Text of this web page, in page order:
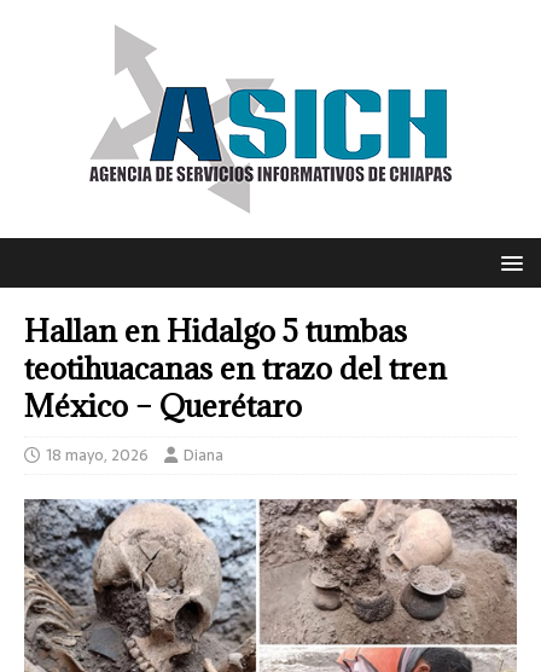
Hallan en Hidalgo 5 tumbas
teotihuacanas en trazo del tren
México – Querétaro
18 mayo, 2026 Diana